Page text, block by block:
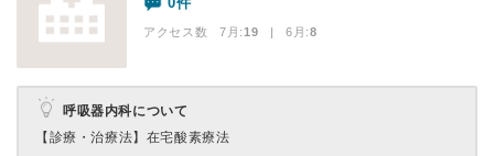
アクセス数 7月:19 | 6月:8
呼吸器内科について
【診療・治療法】 在宅酸素療法